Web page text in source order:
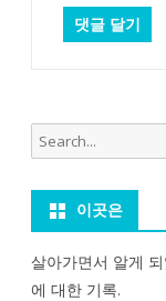
Search
for:
이곳은
살아가면서 알게
에 대한 기록.